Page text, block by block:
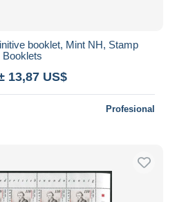
booklet, Mint NH, Stamp
Booklets
13,87 US$
Profesional